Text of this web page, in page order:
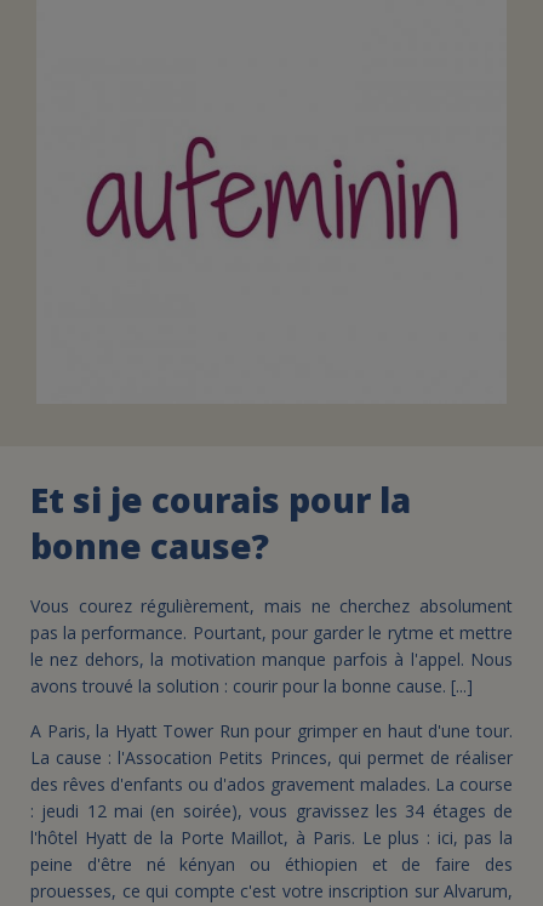
ESPACE PRESSE
Et si je courais pour la
bonne cause?
Vous courez régulièrement, mais ne cherchez absolument
pas la performance. Pourtant, pour garder le rytme et mettre
le nez dehors, la motivation manque parfois à l'appel. Nous
avons trouvé la solution : courir pour la bonne cause. [...]
A Paris, la Hyatt Tower Run pour grimper en haut d'une tour.
La cause : l'Assocation Petits Princes, qui permet de réaliser
des rêves d'enfants ou d'ados gravement malades. La course
: jeudi 12 mai (en soirée), vous gravissez les 34 étages de
l'hôtel Hyatt de la Porte Maillot, à Paris. Le plus : ici, pas la
peine d'être né kényan ou éthiopien et de faire des
prouesses, ce qui compte c'est votre inscription sur Alvarum,